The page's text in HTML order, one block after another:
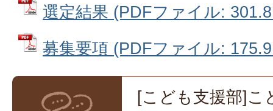
選定結果 (PDFファイル:
募集要項 (PDFファイル:
[こども支援部]こ